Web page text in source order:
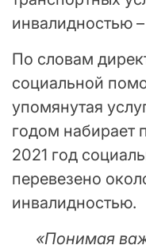
инвалидностью
По словам
социальной
упомянутая
годом набирает
2021 год
перевезено
инвалидностью.
«Понимая